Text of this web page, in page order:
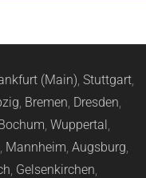
(Main), Stuttgart,
, Bremen, Dresden,
, Wuppertal,
, Mannheim, Augsburg,
, Gelsenkirchen,